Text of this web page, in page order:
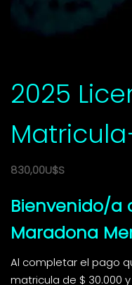
2025
830,00U$S
Bienvenido/a
Maradona
Al completar el pago
matricula de $ 30.000